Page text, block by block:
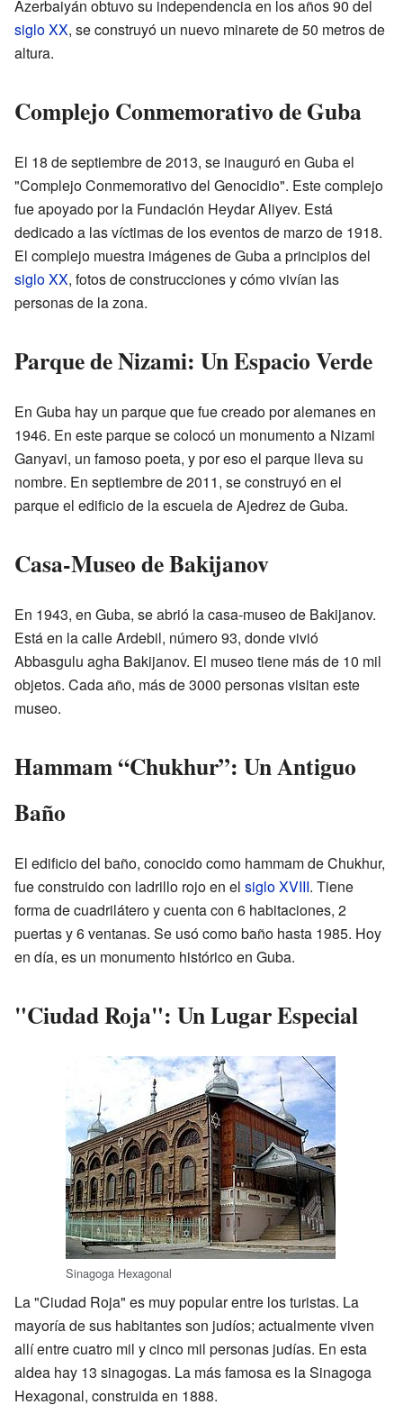
Azerbaiyán obtuvo su independencia en los años 90 del
siglo XX, se construyó un nuevo minarete de 50 metros de
altura.
Complejo Conmemorativo de Guba
El 18 de septiembre de 2013, se inauguró en Guba el
"Complejo Conmemorativo del Genocidio". Este complejo
fue apoyado por la Fundación Heydar Aliyev. Está
dedicado a las víctimas de los eventos de marzo de 1918.
El complejo muestra imágenes de Guba a principios del
siglo XX, fotos de construcciones y cómo vivían las
personas de la zona.
Parque de Nizami: Un Espacio Verde
En Guba hay un parque que fue creado por alemanes en
1946. En este parque se colocó un monumento a Nizami
Ganyavi, un famoso poeta, y por eso el parque lleva su
nombre. En septiembre de 2011, se construyó en el
parque el edificio de la escuela de Ajedrez de Guba.
Casa-Museo de Bakijanov
En 1943, en Guba, se abrió la casa-museo de Bakijanov.
Está en la calle Ardebil, número 93, donde vivió
Abbasgulu agha Bakijanov. El museo tiene más de 10 mil
objetos. Cada año, más de 3000 personas visitan este
museo.
Hammam “Chukhur”: Un Antiguo
Baño
El edificio del baño, conocido como hammam de Chukhur,
fue construido con ladrillo rojo en el siglo XVIII. Tiene
forma de cuadrilátero y cuenta con 6 habitaciones, 2
puertas y 6 ventanas. Se usó como baño hasta 1985. Hoy
en día, es un monumento histórico en Guba.
"Ciudad Roja": Un Lugar Especial
Sinagoga Hexagonal
La "Ciudad Roja" es muy popular entre los turistas. La
mayoría de sus habitantes son judíos; actualmente viven
allí entre cuatro mil y cinco mil personas judías. En esta
aldea hay 13 sinagogas. La más famosa es la Sinagoga
Hexagonal, construida en 1888.